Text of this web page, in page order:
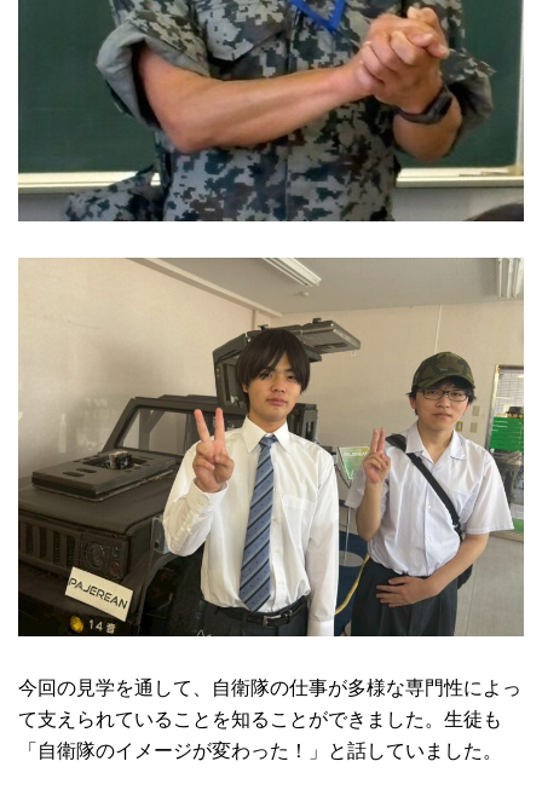
今回の見学を通して、自衛隊の仕事が多様な専門性によっ
て支えられていることを知ることができました。生徒も
「自衛隊のイメージが変わった！」と話していました。